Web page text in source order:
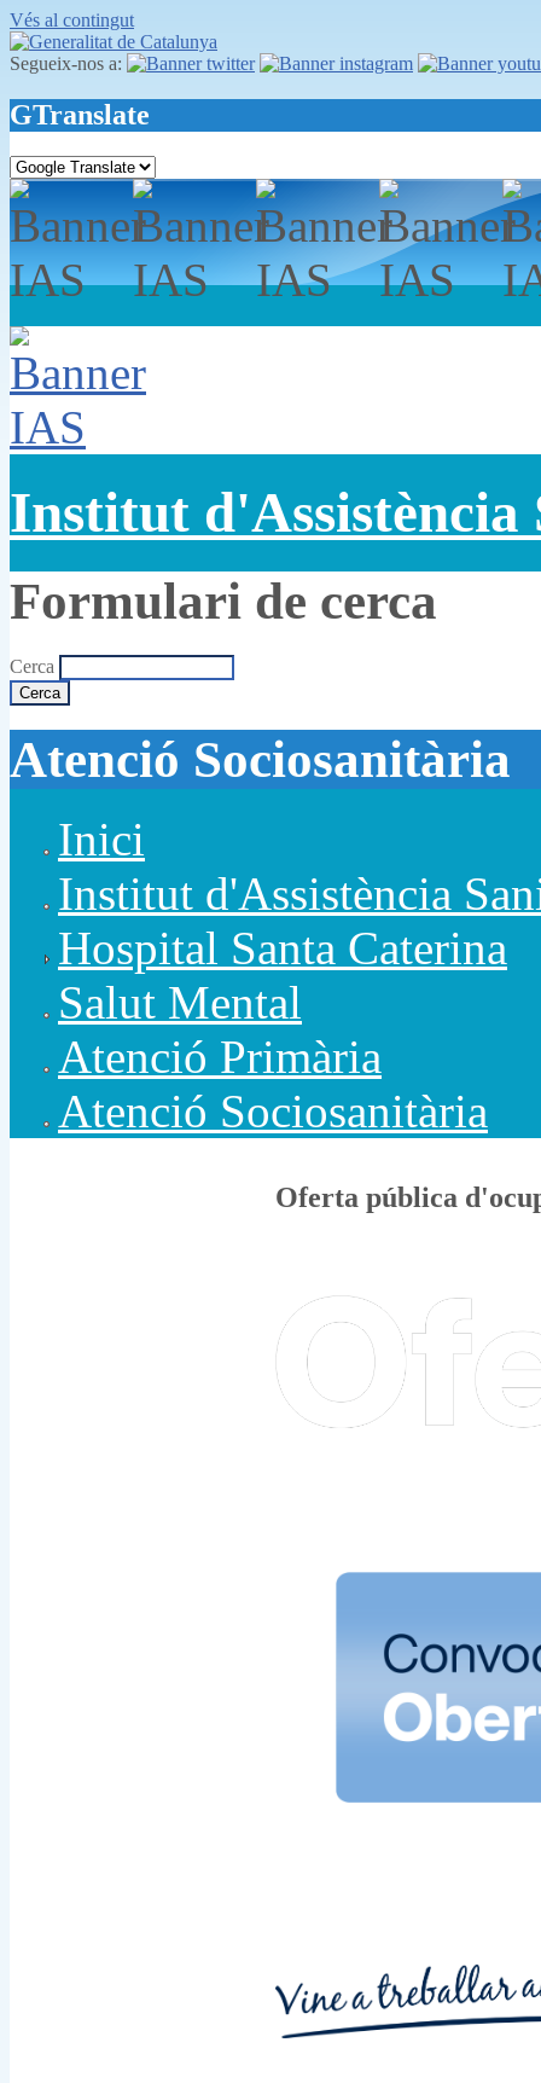
Vés al contingut
Segueix-nos a:
GTranslate
Institut d'Assistència
Formulari de cerca
Cerca
Atenció Sociosanitària
Inici
Institut d'Assistència
Hospital Santa Caterina
Salut Mental
Atenció Primària
Atenció Sociosanitària
Oferta pública